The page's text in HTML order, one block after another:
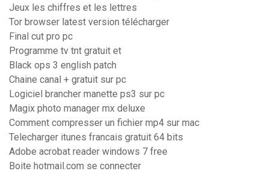
Jeux les chiffres et les lettres
Tor browser latest version télécharger
Final cut pro pc
Programme tv tnt gratuit et
Black ops 3 english patch
Chaine canal + gratuit sur pc
Logiciel brancher manette ps3 sur pc
Magix photo manager mx deluxe
Comment compresser un fichier mp4 sur mac
Telecharger itunes francais gratuit 64 bits
Adobe acrobat reader windows 7 free
Boite hotmail.com se connecter